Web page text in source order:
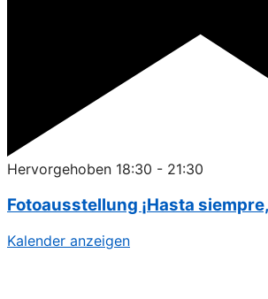
Hervorgehoben 18:30 - 21:30
Fotoausstellung ¡Hasta
Kalender anzeigen